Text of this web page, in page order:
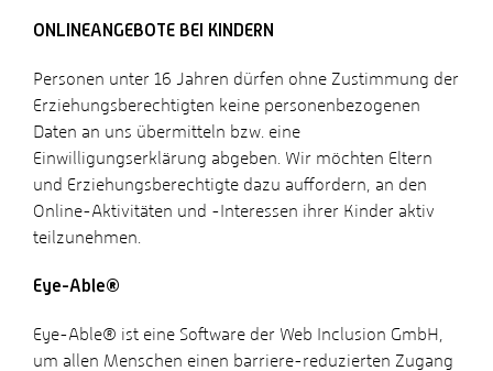
ONLINEANGEBOTE BEI KINDERN
Personen unter 16 Jahren dürfen ohne Zustimmung der
Erziehungsberechtigten keine personenbezogenen
Daten an uns übermitteln bzw. eine
Einwilligungserklärung abgeben. Wir möchten Eltern
und Erziehungsberechtigte dazu auffordern, an den
Online-Aktivitäten und -Interessen ihrer Kinder aktiv
teilzunehmen.
Eye-Able®
Eye-Able® ist eine Software der Web Inclusion GmbH,
um allen Menschen einen barriere-reduzierten Zugang